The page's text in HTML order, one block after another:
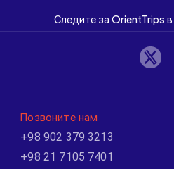
Следите за OrientTrips в
Позвоните нам
+98 902 379 3213
+98 21 7105 7401